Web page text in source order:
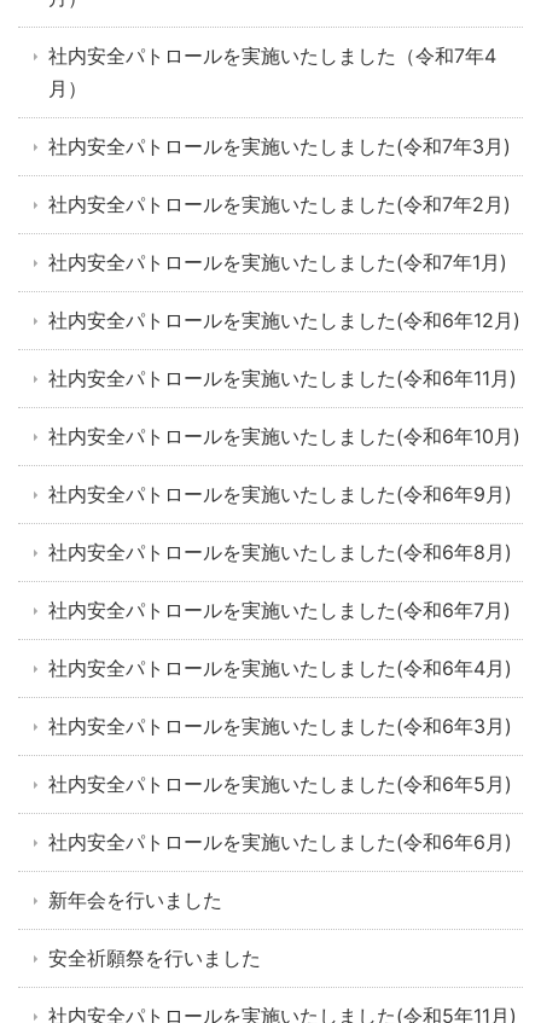
社内安全パトロールを実施いたしました（令和7年4
月）
社内安全パトロールを実施いたしました(令和7年3月)
社内安全パトロールを実施いたしました(令和7年2月)
社内安全パトロールを実施いたしました(令和7年1月)
社内安全パトロールを実施いたしました(令和6年12月)
社内安全パトロールを実施いたしました(令和6年11月)
社内安全パトロールを実施いたしました(令和6年10月)
社内安全パトロールを実施いたしました(令和6年9月)
社内安全パトロールを実施いたしました(令和6年8月)
社内安全パトロールを実施いたしました(令和6年7月)
社内安全パトロールを実施いたしました(令和6年4月)
社内安全パトロールを実施いたしました(令和6年3月)
社内安全パトロールを実施いたしました(令和6年5月)
社内安全パトロールを実施いたしました(令和6年6月)
新年会を行いました
安全祈願祭を行いました
社内安全パトロールを実施いたしました(令和5年11月)